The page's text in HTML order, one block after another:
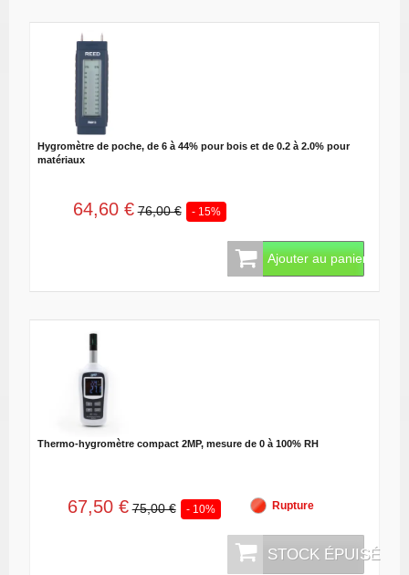
Hygromètre de poche, de 6 à 44% pour bois et de 0.2 à 2.0% pour
matériaux
64,60 € 76,00 € - 15%
Ajouter au panier
Thermo-hygromètre compact 2MP, mesure de 0 à 100% RH
67,50 € 75,00 € - 10% Rupture
STOCK ÉPUISÉ